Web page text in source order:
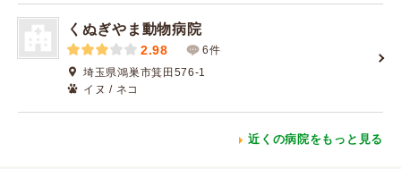
くぬぎやま動物病院
2.98
6件
埼玉県鴻巣市箕田576-1
イヌ / ネコ
近くの病院をもっと見る